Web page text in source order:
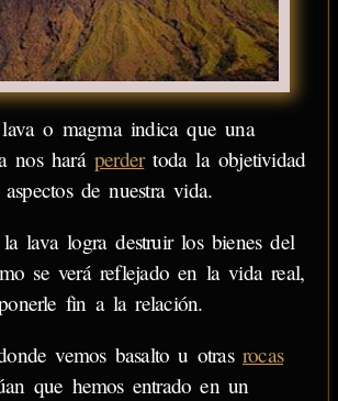
o magma indica que una
nos hará perdertoda la objetividad
de nuestra vida.
lava logra destruir los bienes del
se verá reflejado en la vida real,
fin a la relación.
vemos basalto u otras rocas
que hemos entrado en un